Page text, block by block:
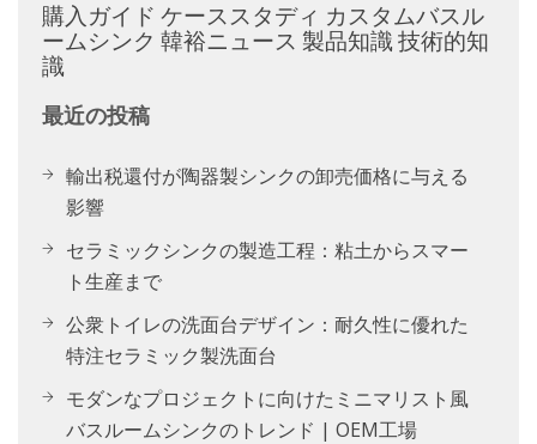
購入ガイド ケーススタディ カスタムバスル
ームシンク 韓裕ニュース 製品知識 技術的知
識
最近の投稿
輸出税還付が陶器製シンクの卸売価格に与える
影響
セラミックシンクの製造工程：粘土からスマー
ト生産まで
公衆トイレの洗面台デザイン：耐久性に優れた
特注セラミック製洗面台
モダンなプロジェクトに向けたミニマリスト風
バスルームシンクのトレンド | OEM工場